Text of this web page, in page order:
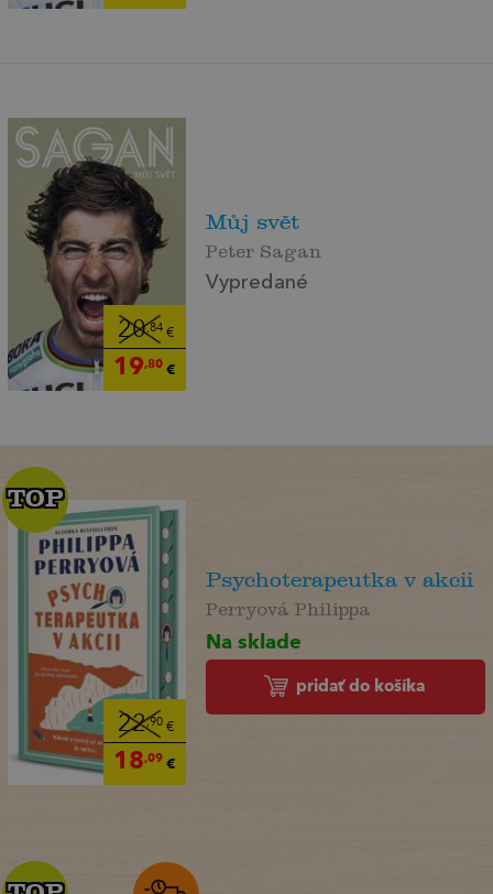
20,84€
19,80€
Můj svět
Peter Sagan
Vypredané
22,90€
18,09€
TOP
TOP
Psychoterapeutka v akcii
Perryová Philippa
Na sklade
pridať do košíka